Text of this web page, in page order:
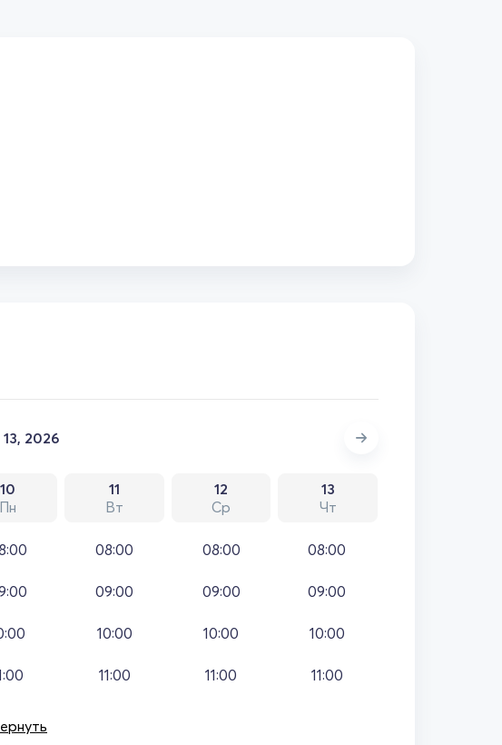
2026
10
Пн
11
Вт
12
Ср
13
Чт
08:00
09:00
10:00
11:00
08:00
09:00
10:00
11:00
08:00
09:00
10:00
11:00